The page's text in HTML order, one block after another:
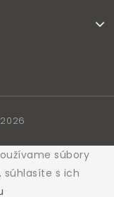
súbory
súhlasíte s ich